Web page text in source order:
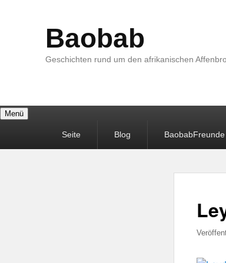
Baobab
Geschichten rund um den afrikanischen
Menü
Seite Blog BaobabFreunde